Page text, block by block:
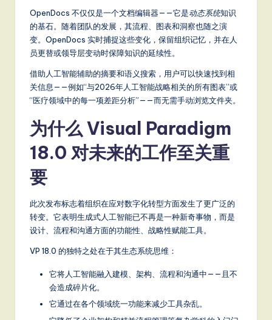
OpenDocs 不仅仅是一个文档编辑器——它是动态系统知识
的基石。随着团队的发展，其流程、图表和洞察也随之演
变。OpenDocs 实时捕捉这些变化，保留组织记忆，并在人
员更替或领导层变动时保障知识的延续性。
借助人工智能辅助的摘要和语义搜索，用户可以快速找到相
关信息——例如“与2026年人工智能战略相关的所有图表”或
“医疗领域中的每一项差距分析”——而无需手动浏览文件夹。
为什么 Visual Paradigm
18.0 对未来的工作至关重
要
此次发布标志着组织在应对数字化转型方面发生了更广泛的
转变。它表明生成式人工智能已不再是一种新奇事物，而是
设计、流程和沟通方面的功能性、战略性赋能工具。
VP 18.0 的独特之处在于其生态系统思维：
它将人工智能融入建模、架构、流程和沟通中——且不
会造成碎片化。
它通过在各个领域统一功能来减少工具杂乱。